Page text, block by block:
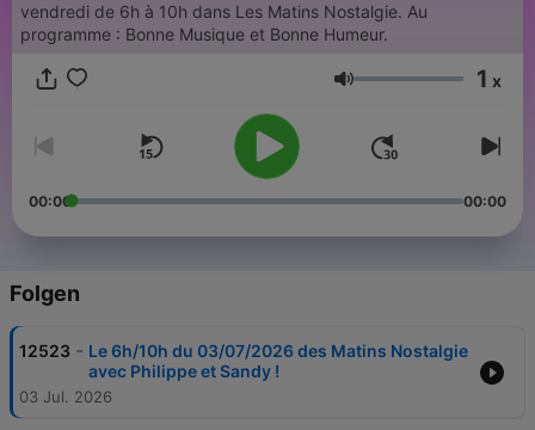
vendredi de 6h à 10h dans Les Matins Nostalgie. Au
programme : Bonne Musique et Bonne Humeur.
Lautstärke 1 x
00:00 00:00
Folgen
12523 - Le 6h/10h du 03/07/2026 des Matins Nostalgie
avec Philippe et Sandy !
03 Jul. 2026